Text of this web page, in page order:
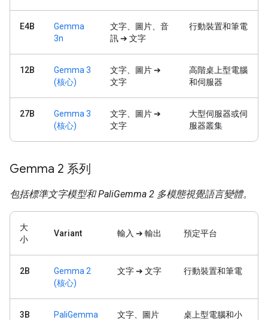
E4B
Gemma
3n
文字、圖片、音
訊 ➔ 文字
行動裝置和筆電
12B
Gemma 3
(核心)
文字、圖片 ➔
文字
高階桌上型電腦
和伺服器
27B
Gemma 3
(核心)
文字、圖片 ➔
文字
大型伺服器或伺
服器叢集
Gemma 2 系列
包括標準文字模型和 PaliGemma 2 多模態視覺語言變體。
大
小
Variant 輸入 ➔ 輸出 預定平台
2B
Gemma 2
(核心)
文字 ➔ 文字 行動裝置和筆電
3B
PaliGemma
文字、圖片
桌上型電腦和小